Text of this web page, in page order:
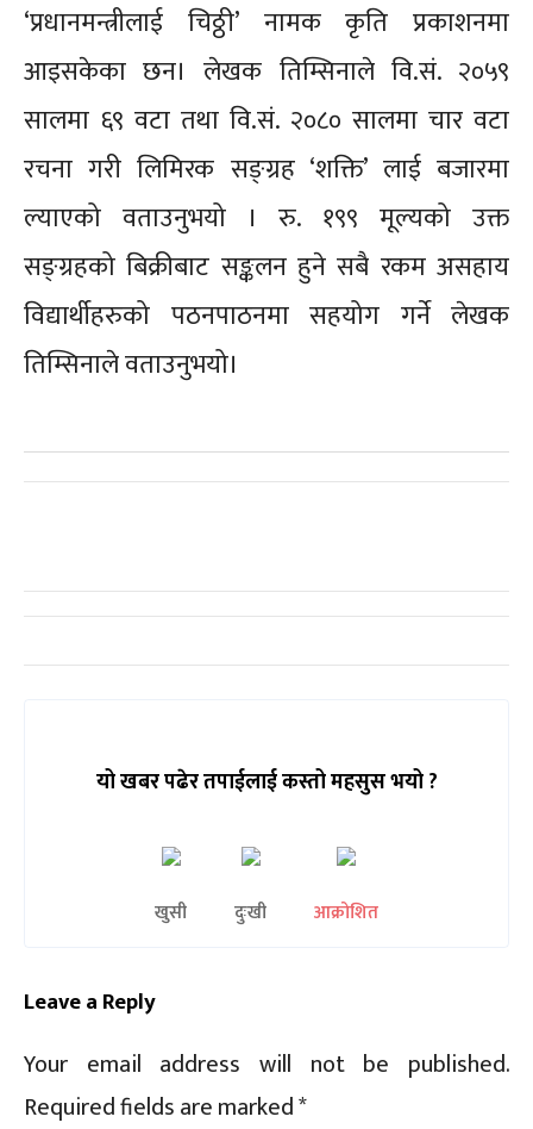
‘प्रधानमन्त्रीलाई चिठ्ठी’ नामक कृति प्रकाशनमा
आइसकेका छन। लेखक तिम्सिनाले वि.सं. २०५९
सालमा ६९ वटा तथा वि.सं. २०८० सालमा चार वटा
रचना गरी लिमिरक सङ्ग्रह ‘शक्ति’ लाई बजारमा
ल्याएको वताउनुभयो । रु. १९९ मूल्यको उक्त
सङ्ग्रहको बिक्रीबाट सङ्कलन हुने सबै रकम असहाय
विद्यार्थीहरुको पठनपाठनमा सहयोग गर्ने लेखक
तिम्सिनाले वताउनुभयो।
यो खबर पढेर तपाईलाई कस्तो महसुस भयो ?
खुसी दुःखी आक्रोशित
Leave a Reply
Your email address will not be published.
Required fields are marked*